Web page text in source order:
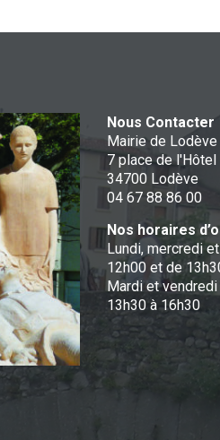
Nous Contacter
Mairie de Lodève
7 place de l'Hôtel
34700 Lodève
04 67 88 86 00
Nos horaires
Lundi, mercredi
12h00 et de
Mardi et
13h30 à 16h30